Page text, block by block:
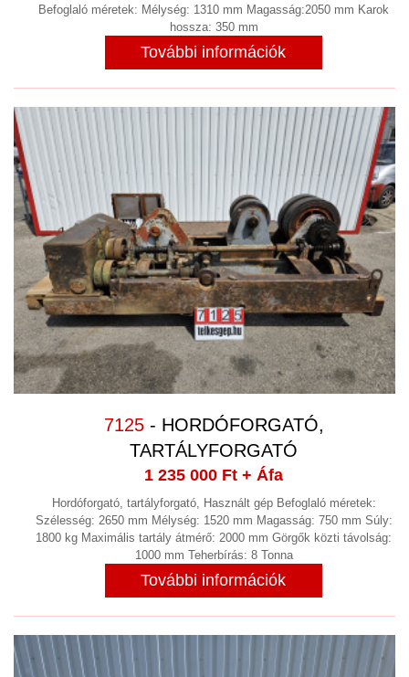
GYÓGYSZERIPAR (2)
PÁNCÉLSZEKRÉNY, PÁNCÉL
(1)
PORELSZÍVÓ BERENDEZÉSEK,
ELSZÍVÓ BERENDEZÉSEK,
PORSZŰRŐK, PORLEVÁLASZTÓK,
PORKAMRÁK (9)
ROOTS FÚVÓ (1)
ROZSDAMENTES, SAVÁLLÓ,
NEMESACÉL (7)
SEPRŐGÉP
SHREDDER
SZAKÍTÁS VIZSGÁLÓ
SZÁLLÍTÁS, ADAGOLÁS, EMELÉS,
ANYAGMOZGATÁS, VÁLOGATÓGÉP,
IPARI SZÁLLÍTÓ ESZKÖZ (149)
SZÁRÍTÓ SZEKRÉNY, KEMENCE
KLÍMAKAMRA, MOSODAI SZÁRÍTÓ
SZEGECSELŐGÉP (2)
SZITANYOMÁS
SZIVATTYÚK
Befoglaló méretek: Mélység: 1310 mm Magasság:2050 mm Karok
hossza: 350 mm
További információk
7125- HORDÓFORGATÓ,
TARTÁLYFORGATÓ
1 235 000 Ft + Áfa
Hordóforgató, tartályforgató, Használt gép Befoglaló méretek:
Szélesség: 2650 mm Mélység: 1520 mm Magasság: 750 mm Súly:
1800 kg Maximális tartály átmérő: 2000 mm Görgők közti távolság:
1000 mm Teherbírás: 8 Tonna
További információk